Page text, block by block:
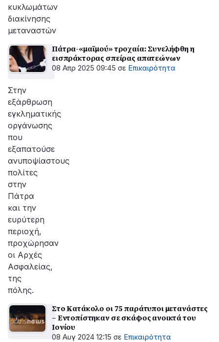
κυκλωμάτων
διακίνησης
μεταναστών
Πάτρα-«μαϊμού» τροχαία: Συνελήφθη η
εισπράκτορας σπείρας απατεώνων
08 Απρ 2025 09:45 σε Επικαιρότητα
Στην
εξάρθρωση
εγκληματικής
οργάνωσης
που
εξαπατούσε
ανυποψίαστους
πολίτες
στην
Πάτρα
και την
ευρύτερη
περιοχή,
προχώρησαν
οι Αρχές
Ασφαλείας,
της
πόλης.
Στο Κατάκολο οι 75 παράτυποι μετανάστες
– Εντοπίστηκαν σε σκάφος ανοικτά του
Ιονίου
08 Αυγ 2024 12:15 σε Επικαιρότητα